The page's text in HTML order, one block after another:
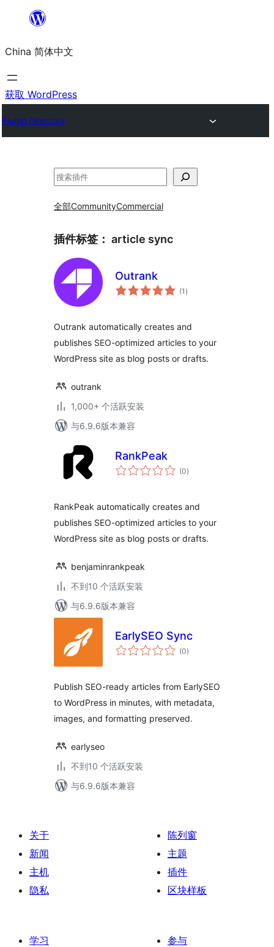
内
容
China 简体中文
获取 WordPress
Plugin Directory
搜
全部CommunityCommercial
插件标签： article sync
Outrank
(1 总
评)
Outrank automatically creates and
publishes SEO-optimized articles to your
WordPress site as blog posts or drafts.
outrank
1,000+ 个活跃安装
与6.9.6版本兼容
RankPeak
(0总
评)
RankPeak automatically creates and
publishes SEO-optimized articles to your
WordPress site as blog posts or drafts.
benjaminrankpeak
不到10 个活跃安装
与6.9.6版本兼容
EarlySEO Sync
(0总
评)
Publish SEO-ready articles from EarlySEO
to WordPress in minutes, with metadata,
images, and formatting preserved.
earlyseo
不到10 个活跃安装
与6.9.6版本兼容
关于
新闻
主机
隐私
陈列窗
主题
插件
区块样板
学习
参与